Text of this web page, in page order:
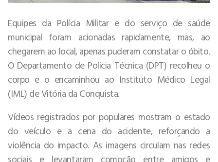
Equipes da Polícia Militar e do serviço de saúde
municipal foram acionadas rapidamente, mas, ao
chegarem ao local, apenas puderam constatar o óbito.
O Departamento de Polícia Técnica (DPT) recolheu o
corpo e o encaminhou ao Instituto Médico Legal
(IML) de Vitória da Conquista.
Vídeos registrados por populares mostram o estado
do veículo e a cena do acidente, reforçando a
violência do impacto. As imagens circulam nas redes
sociais e levantaram comoção entre amigos e